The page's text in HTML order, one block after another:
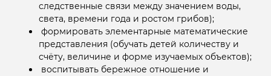
следственные связи между значением воды,
света, времени года и ростом грибов);
формировать элементарные математические
представления (обучать детей количеству и
счёту, величине и форме изучаемых объектов);
воспитывать бережное отношение и